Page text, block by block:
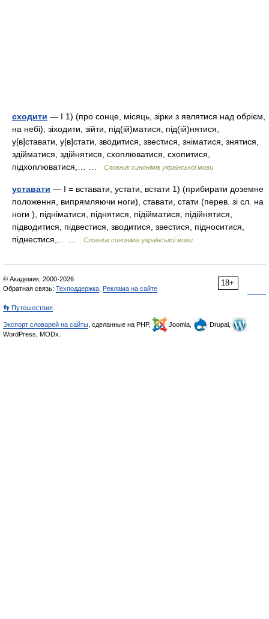
сходити — I 1) (про сонце, місяць, зірки з являтися над обрієм,
на небі), зіходити, зійти, під(ій)матися, під(ій)нятися,
у[в]ставати, у[в]стати, зводитися, звестися, зніматися, знятися,
здійматися, здійнятися, схоплюватися, схопитися,
підхоплюватися,… …
Словник синонімів української мови
уставати — I = вставати, устати, встати 1) (прибирати доземне
положення, випрямляючи ноги), ставати, стати (перев. зі сл. на
ноги ), підніматися, піднятися, підійматися, підійнятися,
підводитися, підвестися, зводитися, звестися, підноситися,
піднестися,… …
Словник синонімів української мови
18+
© Академик, 2000-2026
Обратная связь: Техподдержка Реклама на сайте
👣 Путешествия
Экспорт словарей на сайты , сделанные на PHP, Joomla,
Drupal,
WordPress, MODx.